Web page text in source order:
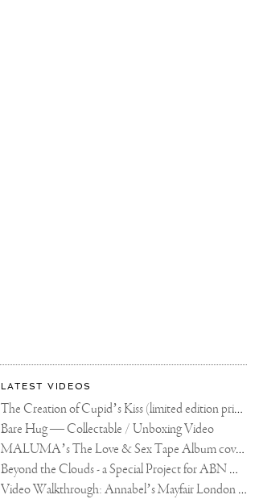
LATEST VIDEOS
The Creation of Cupid’s Kiss (limited edition print)
Bare Hug — Collectable / Unboxing Video
MALUMA’s The Love & Sex Tape Album cover release party in Mexico City
Beyond the Clouds - a Special Project for ABN AMRO MeesPierson Private Bank
Video Walkthrough: Annabel’s Mayfair London shows works by Joseph Klibansky